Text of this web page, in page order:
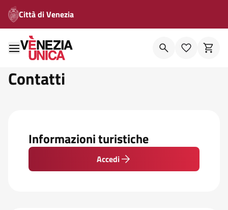
Città di Venezia
Contatti
Informazioni turistiche
Accedi